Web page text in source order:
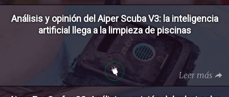
Análisis y opinión del Aiper Scuba V3: la inteligencia
artificial llega a la limpieza de piscinas
Leer más